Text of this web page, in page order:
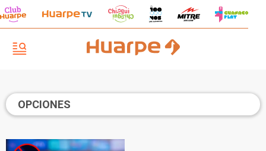
OPCIONES